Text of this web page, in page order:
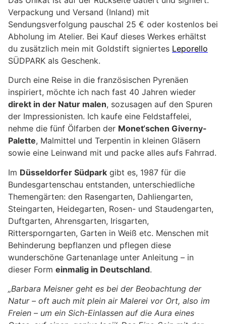
Verpackung und Versand (Inland) mit
Sendungsverfolgung pauschal 25 € oder kostenlos bei
Abholung im Atelier. Bei Kauf dieses Werkes erhältst
du zusätzlich mein mit Goldstift signiertes Leporello
SÜDPARK als Geschenk.
Durch eine Reise in die französischen Pyrenäen
inspiriert, möchte ich nach fast 40 Jahren wieder
direkt in der Natur malen, sozusagen auf den Spuren
der Impressionisten. Ich kaufe eine Feldstaffelei,
nehme die fünf Ölfarben der Monet‘schen Giverny-
Palette, Malmittel und Terpentin in kleinen Gläsern
sowie eine Leinwand mit und packe alles aufs Fahrrad.
Im Düsseldorfer Südpark gibt es, 1987 für die
Bundesgartenschau entstanden, unterschiedliche
Themengärten: den Rasengarten, Dahliengarten,
Steingarten, Heidegarten, Rosen- und Staudengarten,
Duftgarten, Ahrensgarten, Irisgarten,
Rittersporngarten, Garten in Weiß etc. Menschen mit
Behinderung bepflanzen und pflegen diese
wunderschöne Gartenanlage unter Anleitung – in
dieser Form einmalig in Deutschland.
„Barbara Meisner geht es bei der Beobachtung der
Natur – oft auch mit plein air Malerei vor Ort, also im
Freien – um ein Sich-Einlassen auf die Aura eines